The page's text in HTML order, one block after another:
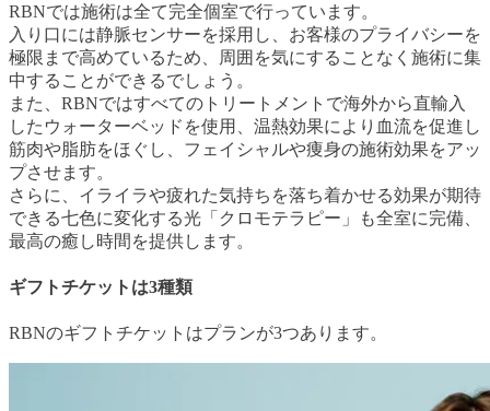
RBNでは施術は全て完全個室で行っています。
入り口には静脈センサーを採用し、お客様のプライバシーを
極限まで高めているため、周囲を気にすることなく施術に集
中することができるでしょう。
また、RBNではすべてのトリートメントで海外から直輸入
したウォーターベッドを使用、温熱効果により血流を促進し
筋肉や脂肪をほぐし、フェイシャルや痩身の施術効果をアッ
プさせます。
さらに、イライラや疲れた気持ちを落ち着かせる効果が期待
できる七色に変化する光「クロモテラピー」も全室に完備、
最高の癒し時間を提供します。
ギフトチケットは3種類
RBNのギフトチケットはプランが3つあります。